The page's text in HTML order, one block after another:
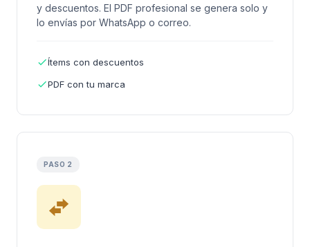
y descuentos. El PDF profesional se genera solo y
lo envías por WhatsApp o correo.
Ítems con descuentos
PDF con tu marca
PASO 2